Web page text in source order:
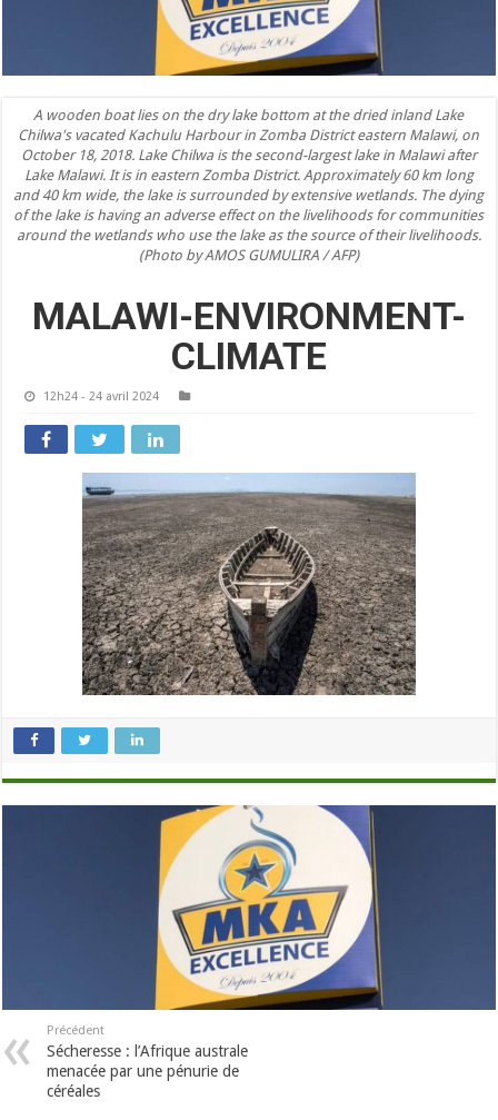
A wooden boat lies on the dry lake bottom at the dried inland Lake
Chilwa's vacated Kachulu Harbour in Zomba District eastern Malawi, on
October 18, 2018. Lake Chilwa is the second-largest lake in Malawi after
Lake Malawi. It is in eastern Zomba District. Approximately 60 km long
and 40 km wide, the lake is surrounded by extensive wetlands. The dying
of the lake is having an adverse effect on the livelihoods for communities
around the wetlands who use the lake as the source of their livelihoods.
(Photo by AMOS GUMULIRA / AFP)
MALAWI-ENVIRONMENT-
CLIMATE
12h24 - 24 avril 2024
Précédent
Sécheresse : l’Afrique australe
menacée par une pénurie de
céréales